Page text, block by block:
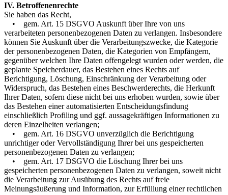
IV. Betroffenenrechte
Sie haben das Recht,
• gem. Art. 15 DSGVO Auskunft über Ihre von uns
verarbeiteten personenbezogenen Daten zu verlangen. Insbesondere
können Sie Auskunft über die Verarbeitungszwecke, die Kategorie
der personenbezogenen Daten, die Kategorien von Empfängern,
gegenüber welchen Ihre Daten offengelegt wurden oder werden, die
geplante Speicherdauer, das Bestehen eines Rechts auf
Berichtigung, Löschung, Einschränkung der Verarbeitung oder
Widerspruch, das Bestehen eines Beschwerderechts, die Herkunft
Ihrer Daten, sofern diese nicht bei uns erhoben wurden, sowie über
das Bestehen einer automatisierten Entscheidungsfindung
einschließlich Profiling und ggf. aussagekräftigen Informationen zu
deren Einzelheiten verlangen;
• gem. Art. 16 DSGVO unverzüglich die Berichtigung
unrichtiger oder Vervollständigung Ihrer bei uns gespeicherten
personenbezogenen Daten zu verlangen;
• gem. Art. 17 DSGVO die Löschung Ihrer bei uns
gespeicherten personenbezogenen Daten zu verlangen, soweit nicht
die Verarbeitung zur Ausübung des Rechts auf freie
Meinungsäußerung und Information, zur Erfüllung einer rechtlichen